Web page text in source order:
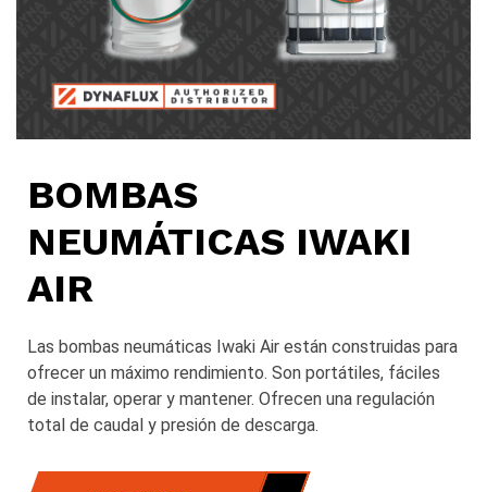
BOMBAS
NEUMÁTICAS IWAKI
AIR
Las bombas neumáticas Iwaki Air están construidas para
ofrecer un máximo rendimiento. Son portátiles, fáciles
de instalar, operar y mantener. Ofrecen una regulación
total de caudal y presión de descarga.